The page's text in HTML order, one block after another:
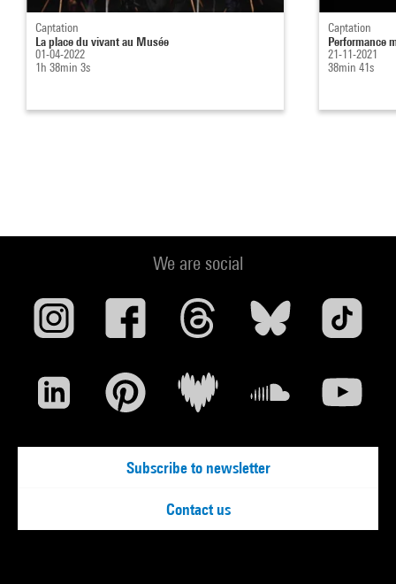
Captation
La place du vivant au Musée
01-04-2022
1h 38min 3s
Captation
Performance
21-11-2021
38min 41s
We are social
Subscribe to newsletter
Contact us